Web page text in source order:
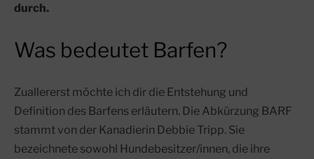
durch.
Was bedeutet Barfen?
Zuallererst möchte ich dir die Entstehung und
Definition des Barfens erläutern. Die Abkürzung BARF
stammt von der Kanadierin Debbie Tripp. Sie
bezeichnete sowohl Hundebesitzer/innen, die ihre